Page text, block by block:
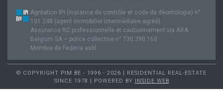
Agréation IPI (instance de contrôle et code de déontologie) n°
101.248 (agent immobilier intermédiaire agréé).
Assurance RC professionnelle et cautionnement via AXA
Belgium SA – police collective n° 730.390.160
Membre de Federia asbl
© COPYRIGHT PIM.BE - 1996 - 2026 | RESIDENTIAL REAL-ESTATE
SINCE 1978 | POWERED BY INSIDE WEB